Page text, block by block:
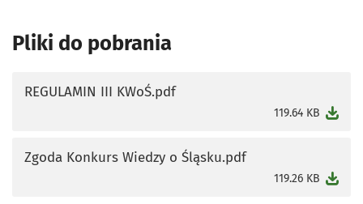
Pliki do pobrania
REGULAMIN III KWoŚ.pdf
119.64 KB
Zgoda Konkurs Wiedzy o Śląsku.pdf
119.26 KB